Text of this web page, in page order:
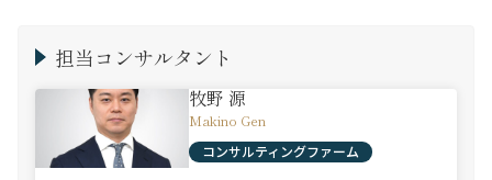
担当コンサルタント
牧野 源
Makino Gen
コンサルティングファーム